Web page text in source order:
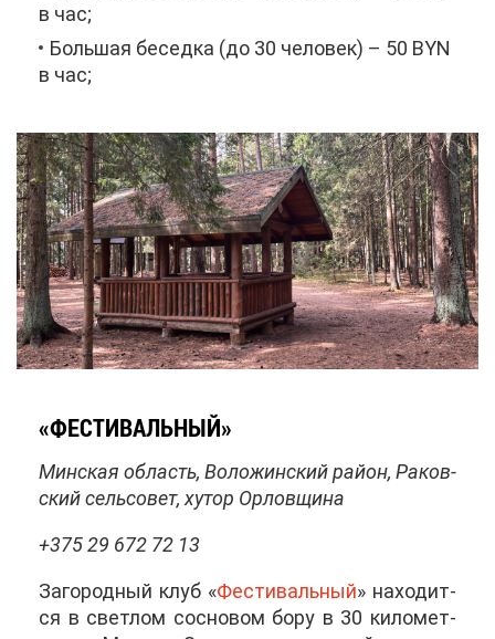
в час;
Боль­шая бе­сед­ка (до 30 че­ло­век) – 50 BYN
в час;
«ФЕ­СТИ­ВАЛЬ­НЫЙ»
Мин­ская об­ласть, Во­ло­жин­ский рай­он, Ра­ков­
ский сель­со­вет, ху­тор Ор­лов­щи­на
+375 29 672 72 13
За­го­род­ный клуб «Фе­сти­валь­ный» на­хо­дит­
ся в свет­лом сос­но­вом бо­ру в 30 ки­ло­мет­